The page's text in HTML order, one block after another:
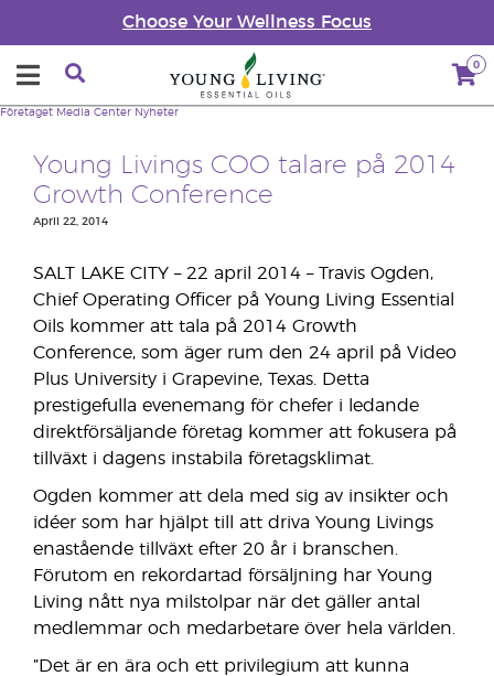
Choose Your Wellness Focus
0
Företaget Media Center Nyheter
Young Livings COO talare på 2014
Growth Conference
April 22, 2014
SALT LAKE CITY – 22 april 2014 – Travis Ogden,
Chief Operating Officer på Young Living Essential
Oils kommer att tala på 2014 Growth
Conference, som äger rum den 24 april på Video
Plus University i Grapevine, Texas. Detta
prestigefulla evenemang för chefer i ledande
direktförsäljande företag kommer att fokusera på
tillväxt i dagens instabila företagsklimat.
Ogden kommer att dela med sig av insikter och
idéer som har hjälpt till att driva Young Livings
enastående tillväxt efter 20 år i branschen.
Förutom en rekordartad försäljning har Young
Living nått nya milstolpar när det gäller antal
medlemmar och medarbetare över hela världen.
”Det är en ära och ett privilegium att kunna